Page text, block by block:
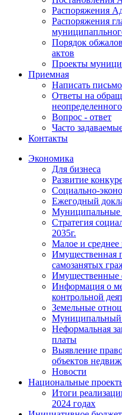
Распоряжения
Распоряжения
Порядок
актов
Проекты
Приемная
Написать письмо
Ответы на
Вопрос - ответ
Часто
Контакты
Экономика
Для бизнеса
Развитие
Социально-
Ежегодный
Муниципальные
Стратегия
2035г.
Малое и среднее
Имущественная
самозанятых
Имущественные
Информация о
контрольной
Земельные
Муниципальный
Неформальная
платы
Выявление
объектов
Новости
Национальные
Итоги
2024 годах